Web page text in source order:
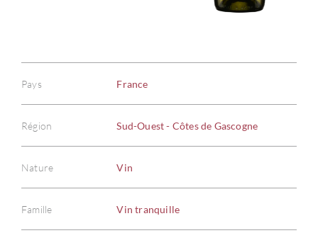
Pays France
Région Sud-Ouest - Côtes de Gascogne
Nature Vin
Famille Vin tranquille